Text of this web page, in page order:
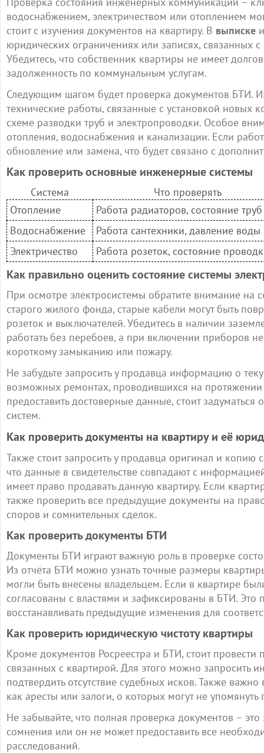
водоснабжением, электричеством или отоплением
стоит с изучения документов на квартиру. В выписке
юридических ограничениях или записях, связанных
Убедитесь, что собственник квартиры не имеет
задолженность по коммунальным услугам.
Следующим шагом будет проверка документов БТИ.
технические работы, связанные с установкой
схеме разводки труб и электропроводки. Особое
отопления, водоснабжения и канализации. Если
обновление или замена, что будет связано с
Как проверить основные инженерные системы
Система
Что проверять
Отопление
Работа радиаторов, состояние труб
Водоснабжение
Работа сантехники, давление воды
Электричество
Работа розеток, состояние
Как правильно оценить состояние системы
При осмотре электросистемы обратите внимание на
старого жилого фонда, старые кабели могут быть
розеток и выключателей. Убедитесь в наличии
работать без перебоев, а при включении приборов
короткому замыканию или пожару.
Не забудьте запросить у продавца информацию о
возможных ремонтах, проводившихся на
предоставить достоверные данные, стоит
систем.
Как проверить документы на квартиру и её
Также стоит запросить у продавца оригинал и копию
что данные в свидетельстве совпадают с
имеет право продавать данную квартиру. Если
также проверить все предыдущие документы на
споров и сомнительных сделок.
Как проверить документы БТИ
Документы БТИ играют важную роль в проверке
Из отчёта БТИ можно узнать точные размеры
могли быть внесены владельцем. Если в квартире
согласованы с властями и зафиксированы в БТИ.
восстанавливать предыдущие изменения для
Как проверить юридическую чистоту квартиры
Кроме документов Росреестра и БТИ, стоит провести
связанных с квартирой. Для этого можно запросить
подтвердить отсутствие судебных исков. Также
как аресты или залоги, о которых могут не
Не забывайте, что полная проверка документов –
сомнения или он не может предоставить все
расследований.